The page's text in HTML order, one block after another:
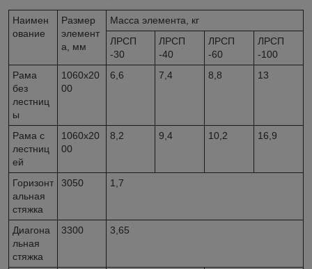
Наимен
ование
Размер
элемент
а, мм
Масса элемента, кг
ЛРСП
-30
ЛРСП
-40
ЛРСП
-60
ЛРСП
-100
Рама
без
лестниц
ы
1060x20
00
6,6 7,4 8,8 13
Рама с
лестниц
ей
1060x20
00
8,2 9,4 10,2 16,9
Горизонт
альная
стяжка
3050 1,7
Диагона
льная
стяжка
3300 3,65